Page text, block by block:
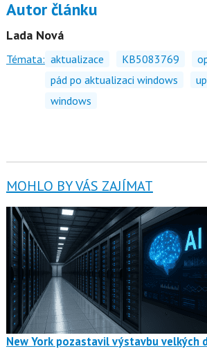
Autor článku
Lada Nová
Témata: aktualizace KB5083769
pád po aktualizaci windows
windows
MOHLO BY VÁS ZAJÍMAT
New York pozastavil výstavbu velkých